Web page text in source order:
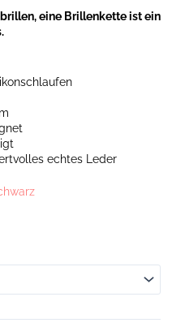
eine Brillenkette ist ein
echtes Leder